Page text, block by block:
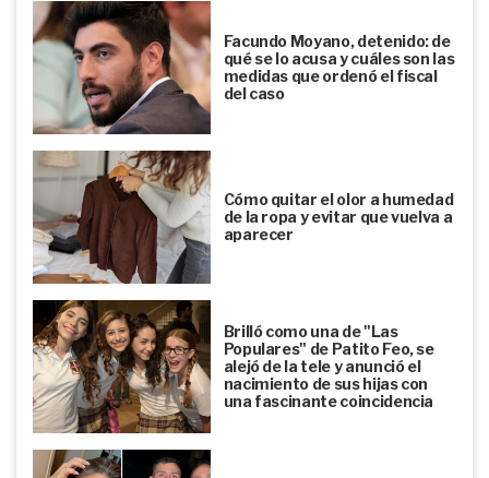
Facundo Moyano, detenido: de
qué se lo acusa y cuáles son las
medidas que ordenó el fiscal
del caso
Cómo quitar el olor a humedad
de la ropa y evitar que vuelva a
aparecer
Brilló como una de "Las
Populares" de Patito Feo, se
alejó de la tele y anunció el
nacimiento de sus hijas con
una fascinante coincidencia